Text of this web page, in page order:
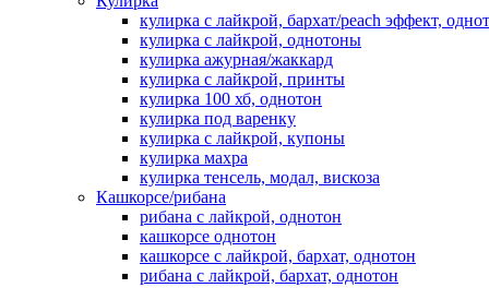
кулирка с лайкрой, бархат/peach эффект,
кулирка с лайкрой, однотоны
кулирка ажурная/жаккард
кулирка с лайкрой, принты
кулирка 100 хб, однотон
кулирка под варенку
кулирка с лайкрой, купоны
кулирка махра
кулирка тенсель, модал, вискоза
Кашкорсе/рибана
рибана с лайкрой, однотон
кашкорсе однотон
кашкорсе с лайкрой, бархат, однотон
рибана с лайкрой, бархат, однотон